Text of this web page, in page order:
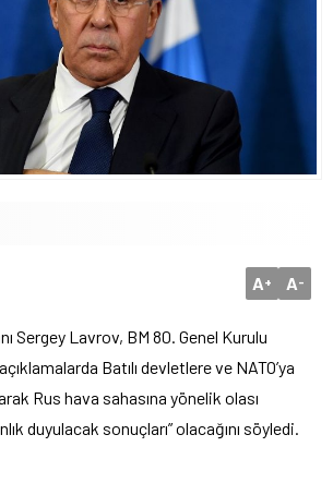
Mustafa Çiftçi’den Devlet Bahçeli’ye “Terörsüz
A+ A-
Sergey Lavrov, BM 80. Genel Kurulu
çıklamalarda Batılı devletlere ve NATO’ya
Rus hava sahasına yönelik olası
duyulacak sonuçları” olacağını söyledi.